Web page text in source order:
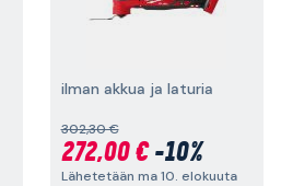
ilman akkua ja laturia
302,30 €
272,00 €-10%
Lähetetään ma 10. elokuuta